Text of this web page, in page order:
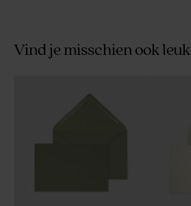
Vind je misschien ook leuk